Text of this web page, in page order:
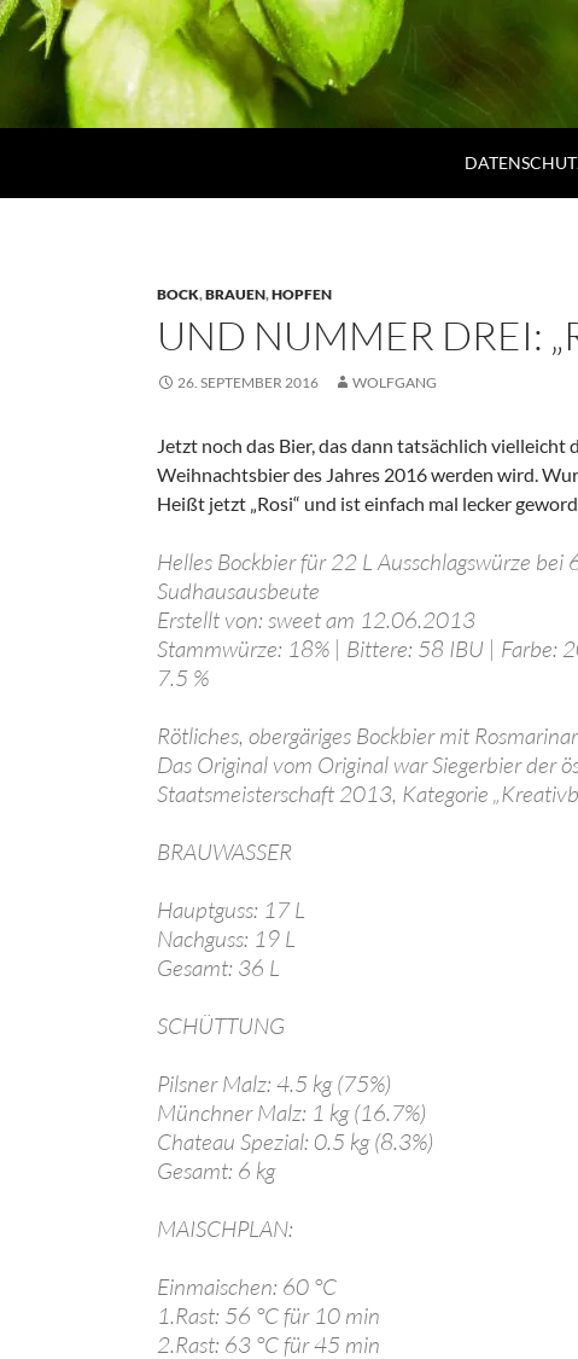
BOCK,BRAUEN,HOPFEN
UND NUMMER DREI:
26. SEPTEMBER 2016 WOLFGANG
Jetzt noch das Bier, das dann tatsächlich vielleicht
Weihnachtsbier des Jahres 2016 werden wird.
Heißt jetzt „Rosi“ und ist einfach mal lecker
Helles Bockbier für 22 L Ausschlagswürze bei
Sudhausausbeute
Erstellt von: sweet am 12.06.2013
Stammwürze: 18% | Bittere: 58 IBU | Farbe:
7.5 %
Rötliches, obergäriges Bockbier mit
Das Original vom Original war Siegerbier der
Staatsmeisterschaft 2013, Kategorie
BRAUWASSER
Hauptguss: 17 L
Nachguss: 19 L
Gesamt: 36 L
SCHÜTTUNG
Pilsner Malz: 4.5 kg (75%)
Münchner Malz: 1 kg (16.7%)
Chateau Spezial: 0.5 kg (8.3%)
Gesamt: 6 kg
MAISCHPLAN:
Einmaischen: 60 °C
1.Rast: 56 °C für 10 min
2.Rast: 63 °C für 45 min